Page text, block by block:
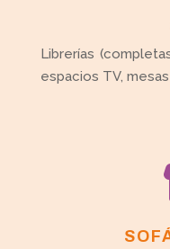
Librerías
espacios TV,